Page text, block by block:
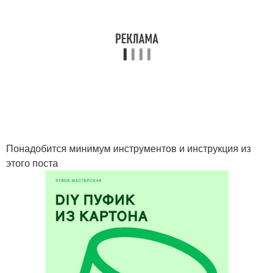
Понадобится минимум инструментов и инструкция из
этого поста